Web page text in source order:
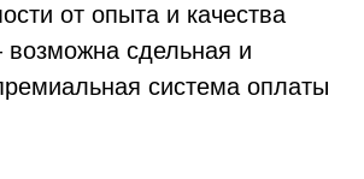
от опыта и качества
сдельная и
система оплаты